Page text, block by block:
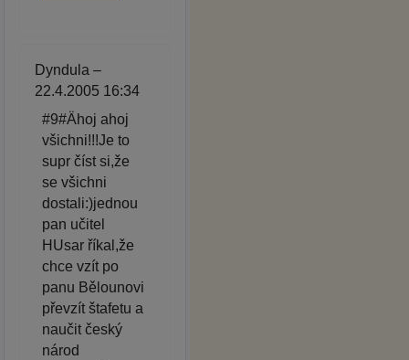
Dyndula –
22.4.2005 16:34
#9#Ähoj ahoj
všichni!!!Je to
supr číst si,že
se všichni
dostali:)jednou
pan učitel
HUsar říkal,že
chce vzít po
panu Bělounovi
převzít štafetu a
naučit český
národ